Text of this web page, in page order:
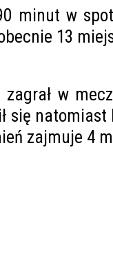
minut w
13
w
się natomiast
zajmuje 4